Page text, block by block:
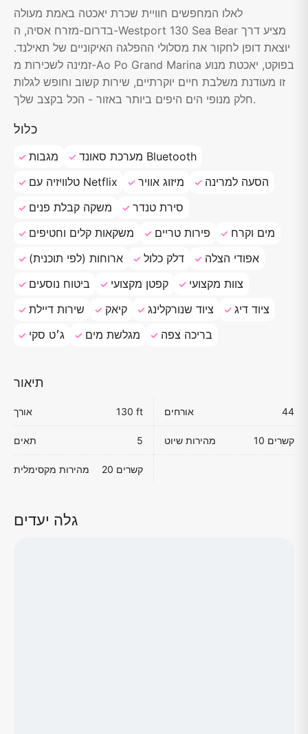
לאלו המחפשים חוויית שכרת יאכטה באמת מעולה
בדרום-מזרח אסיה, ה-Westport 130 Sea Bear מציע דרך
יוצאת דופן לחקור את מסלולי ההפלגה האיקוניים של תאילנד.
זמינה לשכירות מ-Ao Po Grand Marina בפוקט, יאכטת מנוע
זו מעודנת משלבת חיים יוקרתיים, שירות קשוב וחופש לגלות
חלק מנופי הים היפים ביותר באזור - הכל בקצב שלך.
כלול
מגבות
מערכת סאונד Bluetooth
טלוויזיה עם Netflix
מיזוג אוויר
הסעה למרינה
משקה קבלת פנים
סירת טנדר
משקאות קלים וחטיפים
פירות טריים
מים וקרח
ארוחות (לפי תוכנית)
דלק כלול
אפודי הצלה
ביטוח נוסעים
קפטן מקצועי
צוות מקצועי
שירות דיילת
קיאק ציוד שנורקלינג
ציוד דיג
ג׳ט סקי
מגלשת מים בריכה צפה
תיאור
אורך 130 ft אורחים 44
תאים 5 מהירות שיוט 10 קשרים
מהירות מקסימלית 20 קשרים
גלה יעדים